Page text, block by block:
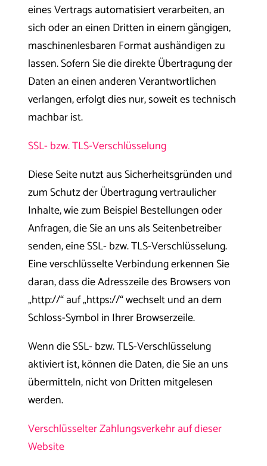
eines Vertrags automatisiert verarbeiten, an
sich oder an einen Dritten in einem gängigen,
maschinenlesbaren Format aushändigen zu
lassen. Sofern Sie die direkte Übertragung der
Daten an einen anderen Verantwortlichen
verlangen, erfolgt dies nur, soweit es technisch
machbar ist.
SSL- bzw. TLS-Verschlüsselung
Diese Seite nutzt aus Sicherheitsgründen und
zum Schutz der Übertragung vertraulicher
Inhalte, wie zum Beispiel Bestellungen oder
Anfragen, die Sie an uns als Seitenbetreiber
senden, eine SSL- bzw. TLS-Verschlüsselung.
Eine verschlüsselte Verbindung erkennen Sie
daran, dass die Adresszeile des Browsers von
„http://“ auf „https://“ wechselt und an dem
Schloss-Symbol in Ihrer Browserzeile.
Wenn die SSL- bzw. TLS-Verschlüsselung
aktiviert ist, können die Daten, die Sie an uns
übermitteln, nicht von Dritten mitgelesen
werden.
Verschlüsselter Zahlungsverkehr auf dieser
Website